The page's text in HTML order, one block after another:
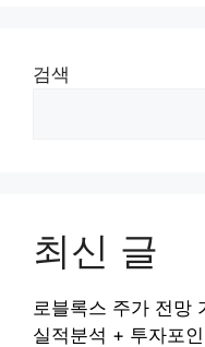
검색
최신 글
로블록스 주가 전망
실적분석 + 투자포